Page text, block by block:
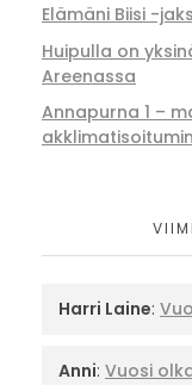
Elämäni Biisi -
Huipulla on
Areenassa
Annapurna 1 –
Harri Laine:
Anni: Vuosi